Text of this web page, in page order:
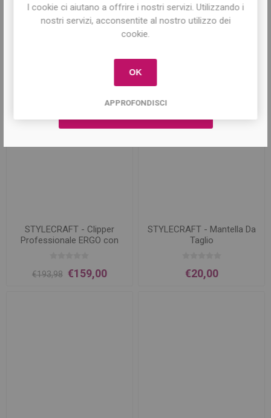
Iscriviti per conoscere le nostre ultime
offerte e ricevere il10% di sconto
Prodotti correlati
STYLECRAFT - Clipper
Professionale ERGO con
€193,98 €159,00
STYLECRAFT - Mantella Da
Taglio
€20,00
I cookie ci aiutano a offrire i nostri servizi. Utilizzando i
nostri servizi, acconsentite al nostro utilizzo dei
cookie.
OK
APPROFONDISCI